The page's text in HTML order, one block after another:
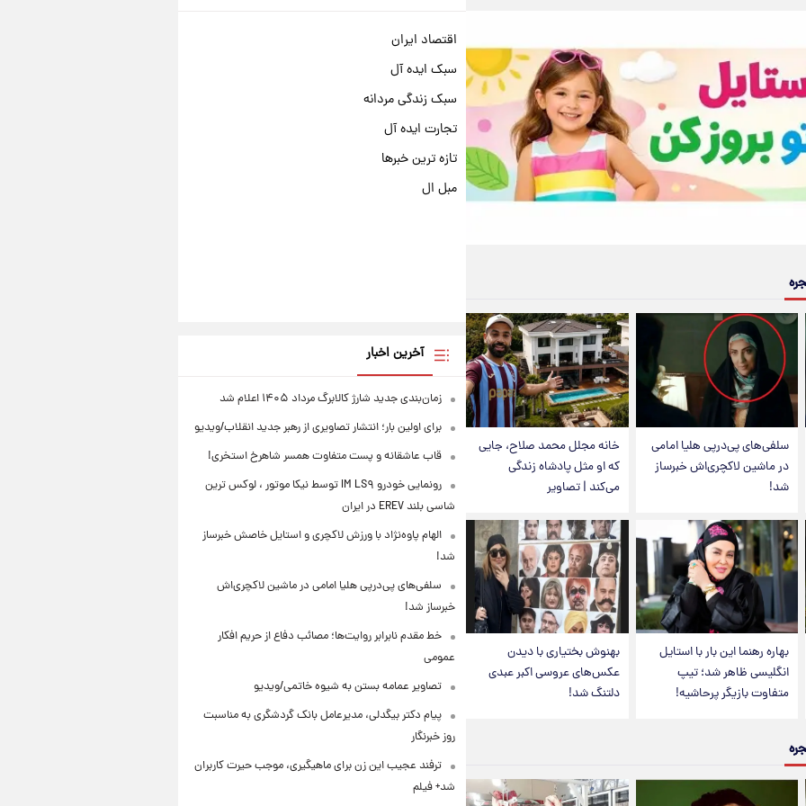
سلفی‌های پی‌درپی هلیا امامی
در ماشین لاکچری‌اش خبرساز
شد!
خانه مجلل محمد صلاح، جایی
که او مثل پادشاه زندگی
می‌کند | تصاویر
بهاره رهنما این بار با استایل
انگلیسی ظاهر شد؛ تیپ
متفاوت بازیگر پرحاشیه!
بهنوش بختیاری با دیدن
عکس‌های عروسی اکبر عبدی
دلتنگ شد!
اقتصاد ایران
سبک ایده آل
سبک زندگی مردانه
تجارت ایده آل
تازه ترین خبرها
مبل ال
آخرین اخبار
زمان‌بندی جدید شارژ کالابرگ مرداد ۱۴۰۵ اعلام شد
برای اولین بار؛ انتشار تصاویری از رهبر جدید انقلاب/ویدیو
قاب عاشقانه و پست متفاوت همسر شاهرخ استخری!
رونمایی خودرو IM LS۹ توسط نیکا موتور ، لوکس ترین
شاسی بلند EREV در ایران
الهام پاوه‌نژاد با ورزش لاکچری و استایل خاصش خبرساز
شد!
سلفی‌های پی‌درپی هلیا امامی در ماشین لاکچری‌اش
خبرساز شد!
خط مقدم نابرابر روایت‌ها؛ مصائب دفاع از حریم افکار
عمومی
تصاویر عمامه بستن به شیوه خاتمی/ویدیو
پیام دکتر بیگدلی، مدیرعامل بانک گردشگری به مناسبت
روز خبرنگار
ترفند عجیب این زن برای ماهیگیری، موجب حیرت کاربران
شد+ فیلم